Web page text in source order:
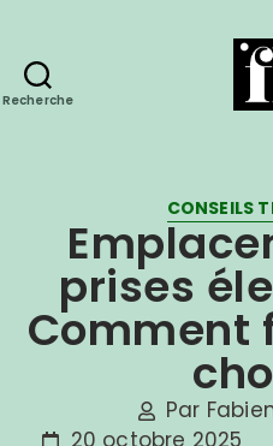
Recherche
CONSEILS
prises
Comment
Par
20 octobre 2025